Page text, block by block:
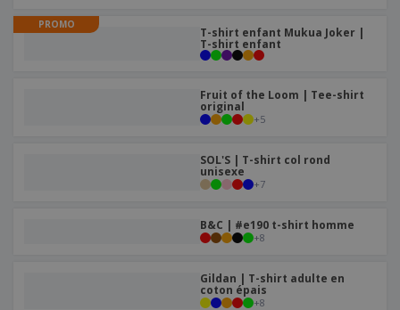
PROMO
T-shirt enfant Mukua Joker |
T-shirt enfant
Fruit of the Loom | Tee-shirt
original
+5
SOL'S | T-shirt col rond
unisexe
+7
B&C | #e190 t-shirt homme
+8
Gildan | T-shirt adulte en
coton épais
+8